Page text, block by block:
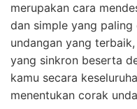
merupakan cara
dan simple yang
undangan yang
yang sinkron beserta
kamu secara
menentukan corak